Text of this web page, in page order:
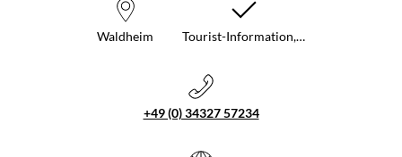
Waldheim Tourist-Information,…
+49 (0) 34327 57234